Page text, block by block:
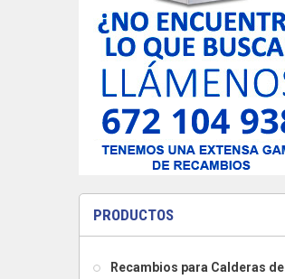
PRODUCTOS
Recambios para Calderas de